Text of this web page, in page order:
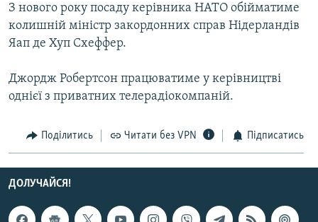
КРИМ РЕАЛІЇ
РУС
УКР
КТАТ
ДОЛУЧАЙСЯ!
З нового року посаду керівника НАТО обійматиме
колишній міністр закордонних справ Нідерландів
Яап де Хуп Схеффер.
Джордж Робертсон працюватиме у керівництві
однієї з приватних телерадіокомпаній.
Поділитись Читати без VPN Підписатись
ДОЛУЧАЙСЯ!